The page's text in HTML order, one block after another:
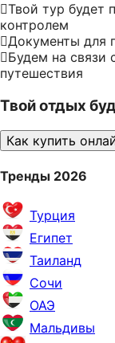
Твой тур будет
контролем
Документы для
Будем на связи
путешествия
Твой отдых
Как купить
Тренды 2026
Турция
Египет
Таиланд
Сочи
ОАЭ
Мальдивы